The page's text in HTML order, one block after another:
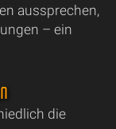
aussprechen,
– ein
die